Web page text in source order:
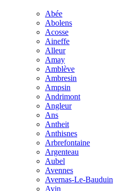
Abée
Abolens
Acosse
Aineffe
Alleur
Amay
Amblève
Ambresin
Ampsin
Andrimont
Angleur
Ans
Antheit
Anthisnes
Arbrefontaine
Argenteau
Aubel
Avennes
Avernas-Le-Bauduin
Avin